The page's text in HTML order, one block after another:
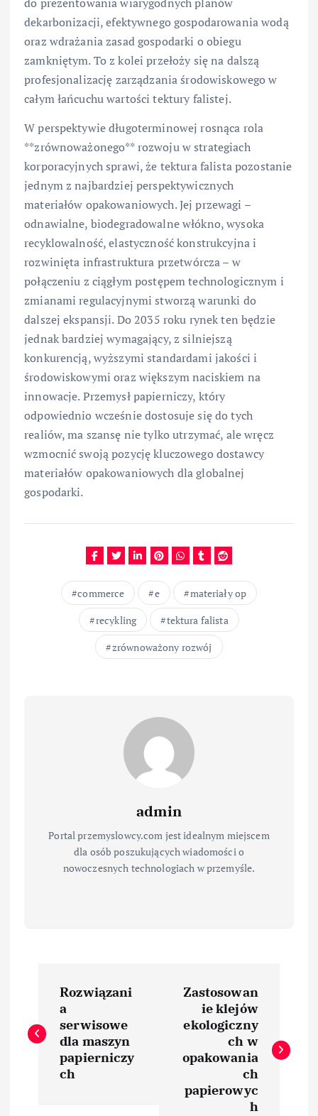
dekarbonizacji, efektywnego gospodarowania wodą
oraz wdrażania zasad gospodarki o obiegu
zamkniętym. To z kolei przełoży się na dalszą
profesjonalizację zarządzania środowiskowego w
całym łańcuchu wartości tektury falistej.
W perspektywie długoterminowej rosnąca rola
**zrównoważonego** rozwoju w strategiach
korporacyjnych sprawi, że tektura falista pozostanie
jednym z najbardziej perspektywicznych
materiałów opakowaniowych. Jej przewagi –
odnawialne, biodegradowalne włókno, wysoka
recyklowalność, elastyczność konstrukcyjna i
rozwinięta infrastruktura przetwórcza – w
połączeniu z ciągłym postępem technologicznym i
zmianami regulacyjnymi stworzą warunki do
dalszej ekspansji. Do 2035 roku rynek ten będzie
jednak bardziej wymagający, z silniejszą
konkurencją, wyższymi standardami jakości i
środowiskowymi oraz większym naciskiem na
innowacje. Przemysł papierniczy, który
odpowiednio wcześnie dostosuje się do tych
realiów, ma szansę nie tylko utrzymać, ale wręcz
wzmocnić swoją pozycję kluczowego dostawcy
materiałów opakowaniowych dla globalnej
gospodarki.
commerce e
materiały op
recykling
tektura falista
zrównoważony rozwój
admin
Portal przemyslowcy.com jest idealnym miejscem
dla osób poszukujących wiadomości o
nowoczesnych technologiach w przemyśle.
a
w
Rozwiązani
a
serwisowe
dla maszyn
papierniczy
ch
Zastosowan
ie klejów
ekologiczny
ch w
opakowania
ch
papierowyc
h